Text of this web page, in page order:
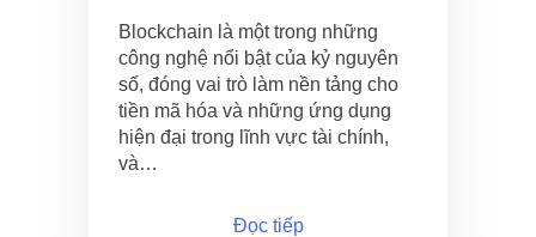
Blockchain là một trong những
công nghệ nổi bật của kỷ nguyên
số, đóng vai trò làm nền tảng cho
tiền mã hóa và những ứng dụng
hiện đại trong lĩnh vực tài chính,
và…
Đọc tiếp